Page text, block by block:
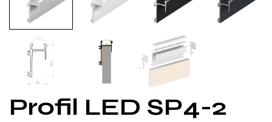
Profil LED SP4-2